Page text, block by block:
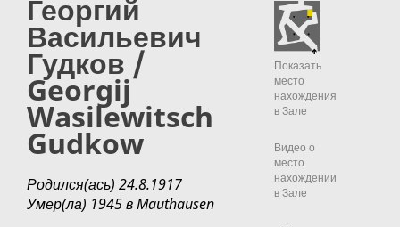
Георгий
Васильевич
Гудков /
Georgij
Wasilewitsch
Gudkow
Родился(ась) 24.8.1917
Умер(ла) 1945 в Mauthausen
Показать
место
нахождения
в Зале
Видео о
место
нахождении
в Зале